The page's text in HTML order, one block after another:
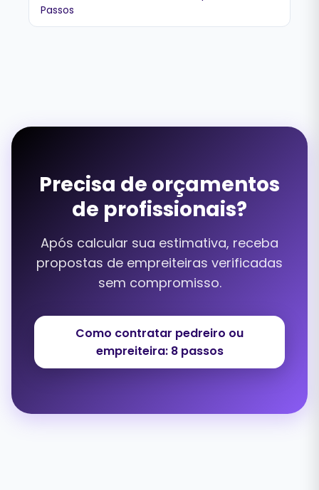
Passos
Precisa de orçamentos
de profissionais?
Após calcular sua estimativa, receba
propostas de empreiteiras verificadas
sem compromisso.
Como contratar pedreiro ou
empreiteira: 8 passos